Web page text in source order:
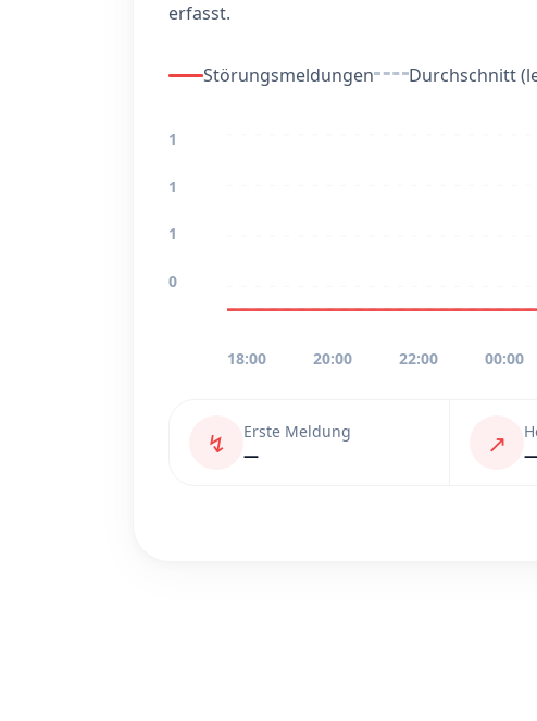
erfasst.
Störungsmeldungen Durchschnitt
1
1
1
0
18:00 20:00 22:00 00:00
↯
Erste Meldung
—
↗